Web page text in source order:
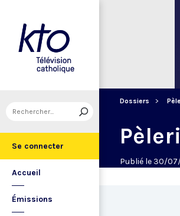
Se connecter
Accueil
Émissions
Dossiers
Publié le 30/